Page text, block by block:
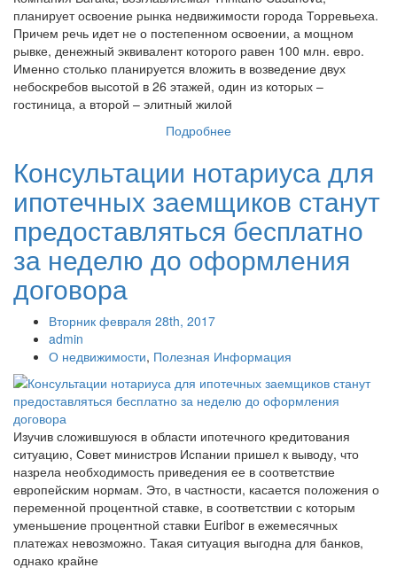
планирует освоение рынка недвижимости города Торревьеха.
Причем речь идет не о постепенном освоении, а мощном
рывке, денежный эквивалент которого равен 100 млн. евро.
Именно столько планируется вложить в возведение двух
небоскребов высотой в 26 этажей, один из которых –
гостиница, а второй – элитный жилой
Подробнее
Консультации нотариуса для
ипотечных заемщиков станут
предоставляться бесплатно
за неделю до оформления
договора
Вторник февраля 28th, 2017
admin
О недвижимости, Полезная Информация
Изучив сложившуюся в области ипотечного кредитования
ситуацию, Совет министров Испании пришел к выводу, что
назрела необходимость приведения ее в соответствие
европейским нормам. Это, в частности, касается положения о
переменной процентной ставке, в соответствии с которым
уменьшение процентной ставки Euribor в ежемесячных
платежах невозможно. Такая ситуация выгодна для банков,
однако крайне